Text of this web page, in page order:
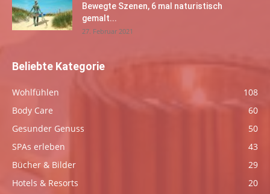
Bewegte Szenen, 6 mal naturistisch
gemalt...
27. Februar 2021
Beliebte Kategorie
Wohlfühlen
108
Body Care
60
Gesunder Genuss
50
SPAs erleben
43
Bücher & Bilder
29
Hotels & Resorts
20